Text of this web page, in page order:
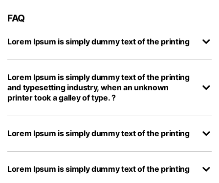
FAQ
Lorem Ipsum is simply dummy text of the printing
Lorem Ipsum is simply dummy text of the printing
and typesetting industry, when an unknown
printer took a galley of type. ?
Lorem Ipsum is simply dummy text of the printing
Lorem Ipsum is simply dummy text of the printing